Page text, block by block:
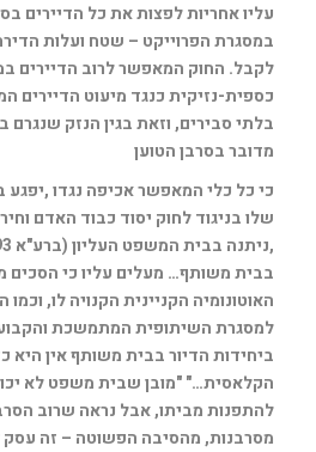
עליו אחריות לפצות את כל הדיירים
במסגרת הפרוייקט – שטח ועלות
לקבל. החוק המאפשר לרוב הדיירים
כספית-נזיקית כנגד מיעוט הדיירים
בלתי סבירים, וזאת בגין הנזק
מדובר בסרבן הטוען
כי כל כלי המאפשר אכיפה נגדו ,יפגע
שלו בניגוד לחוק יסוד כבוד האדם
בבית משותף… מעלים עליו כי הסכים
האוטונומיה הקניינית הקנויה לו, וכמו
למסגרת השיתופית המתמשכת
ביחידות הדיור בבית משותף אין היא
הקלאסית…" "מובן שבית משפט לא
להתפנות מביתו, אבל נראה שרוב
מסרבנות, מהסיבה הפשוטה – זה